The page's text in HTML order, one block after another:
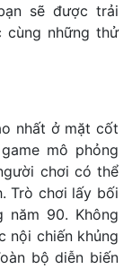
sẽ được trải
cùng những thử
nhất ở mặt cốt
mô phỏng
chơi có thể
Trò chơi lấy bối
năm 90. Không
nội chiến khủng
bộ diễn biến